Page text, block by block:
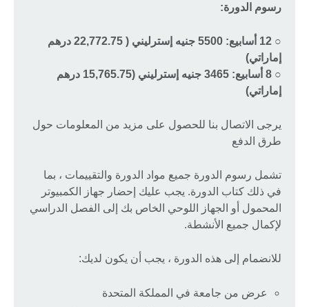
رسوم الدورة:
○ 12 أسابيع: 5500 جنيه إسترليني ( 22,772.75 درهم
إماراتي)
○ 8 أسابيع: 3465 جنيه إسترليني (15,765.75 درهم
إماراتي)
يرجى الاتصال بنا للحصول على مزيد من المعلومات حول
طرق الدفع
تشمل رسوم الدورة جميع مواد الدورة والتقييمات ، بما
في ذلك كتاب الدورة. يجب عليك إحضار جهاز الكمبيوتر
المحمول أو الجهاز اللوحي الخاص بك إلى الفصل الدراسي
لإكمال جميع الأنشطة.
للانضمام إلى هذه الدورة ، يجب أن يكون لديك:
عرض من جامعة في المملكة المتحدة